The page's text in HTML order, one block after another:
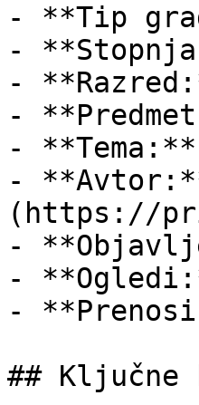
- **Tip
-
-
-
-
-
(https://
-
-
-
## Ključne